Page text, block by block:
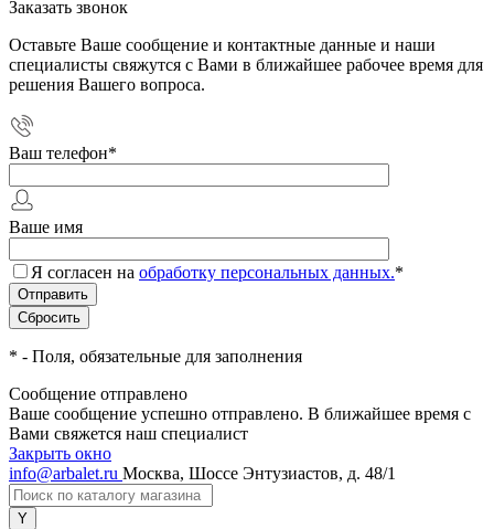
Заказать звонок
Оставьте Ваше сообщение и контактные данные и наши
специалисты свяжутся с Вами в ближайшее рабочее время для
решения Вашего вопроса.
Ваш телефон*
Ваше имя
Я согласен на обработку персональных данных.*
* - Поля, обязательные для заполнения
Сообщение отправлено
Ваше сообщение успешно отправлено. В ближайшее время с
Вами свяжется наш специалист
Закрыть окно
info@arbalet.ru Москва, Шоссе Энтузиастов, д. 48/1